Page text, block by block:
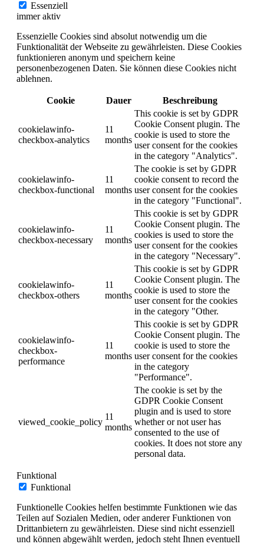
Essenziell
immer aktiv
Essenzielle Cookies sind absolut notwendig um die
Funktionalität der Webseite zu gewährleisten. Diese Cookies
funktionieren anonym und speichern keine
personenbezogenen Daten. Sie können diese Cookies nicht
ablehnen.
Cookie Dauer Beschreibung
cookielawinfo-
checkbox-analytics
11
months
This cookie is set by GDPR
Cookie Consent plugin. The
cookie is used to store the
user consent for the cookies
in the category "Analytics".
cookielawinfo-
checkbox-functional
11
months
The cookie is set by GDPR
cookie consent to record the
user consent for the cookies
in the category "Functional".
cookielawinfo-
checkbox-necessary
11
months
This cookie is set by GDPR
Cookie Consent plugin. The
cookies is used to store the
user consent for the cookies
in the category "Necessary".
cookielawinfo-
checkbox-others
11
months
This cookie is set by GDPR
Cookie Consent plugin. The
cookie is used to store the
user consent for the cookies
in the category "Other.
cookielawinfo-
checkbox-
performance
11
months
This cookie is set by GDPR
Cookie Consent plugin. The
cookie is used to store the
user consent for the cookies
in the category
"Performance".
viewed_cookie_policy
11
months
The cookie is set by the
GDPR Cookie Consent
plugin and is used to store
whether or not user has
consented to the use of
cookies. It does not store any
personal data.
Funktional
Funktional
Funktionelle Cookies helfen bestimmte Funktionen wie das
Teilen auf Sozialen Medien, oder anderer Funktionen von
Drittanbietern zu gewährleisten. Diese sind nicht essenziell
und können abgewählt werden, jedoch steht Ihnen eventuell